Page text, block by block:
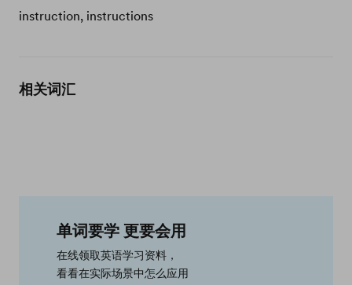
instruction, instructions
相关词汇
单词要学 更要会用
在线领取英语学习资料，
看看在实际场景中怎么应用